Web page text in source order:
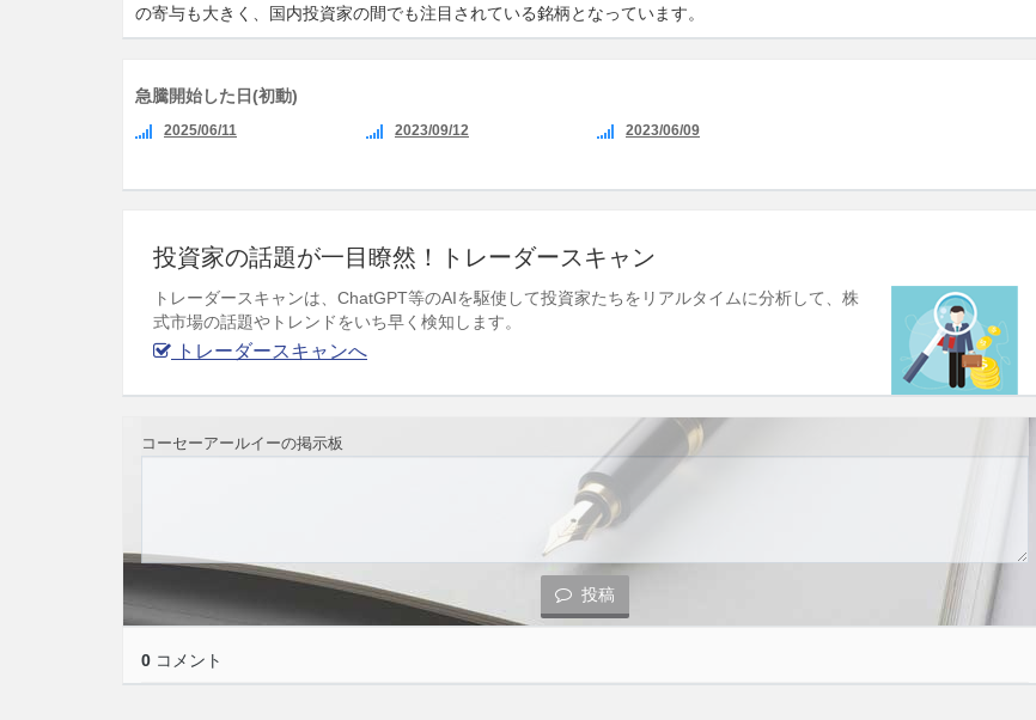
の寄与も大きく、国内投資家の間でも注目されている銘柄となっています。
急騰開始した日(初動)
2025/06/11 2023/09/12 2023/06/09
投資家の話題が一目瞭然！トレーダースキャン
トレーダースキャンは、ChatGPT等のAIを駆使して投資家たちをリアルタイムに分析して、株
式市場の話題やトレンドをいち早く検知します。
トレーダースキャンへ
コーセーアールイーの掲示板
投稿
0 コメント